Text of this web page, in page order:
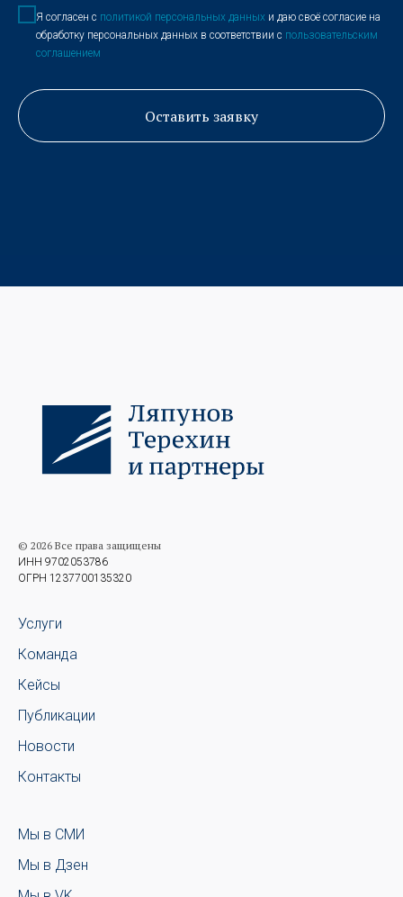
Я согласен с политикой персональных данных и даю своё согласие на
обработку персональных данных в соответствии с пользовательским
соглашением
Оставить заявку
© 2026 Все права защищены
ИНН 9702053786
ОГРН 1237700135320
Услуги
Команда
Кейсы
Публикации
Новости
Контакты
Мы в СМИ
Мы в Дзен